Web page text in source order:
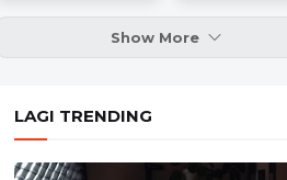
Show More
LAGI TRENDING